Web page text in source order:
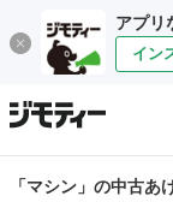
アプリ
イン
「マシン」の中古あ